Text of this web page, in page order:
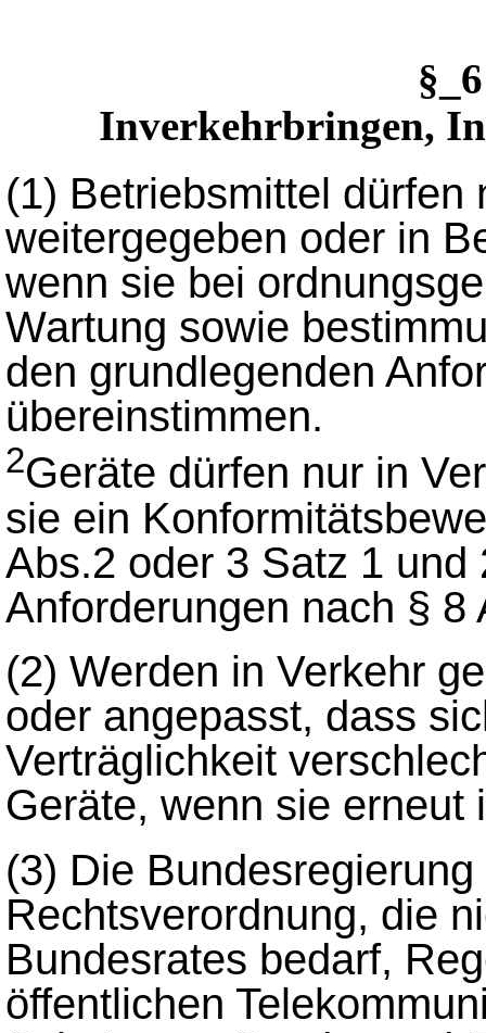
Inverkehrbringen,
(1) Betriebsmittel dürfen
weitergegeben oder in
wenn sie bei
Wartung sowie
den grundlegenden
übereinstimmen.
2Geräte dürfen nur in
sie ein
Abs.2 oder 3 Satz 1
Anforderungen nach §
(2) Werden in Verkehr
oder angepasst, dass
Verträglichkeit
Geräte, wenn sie erneut
(3) Die
Rechtsverordnung, die
Bundesrates bedarf,
öffentlichen